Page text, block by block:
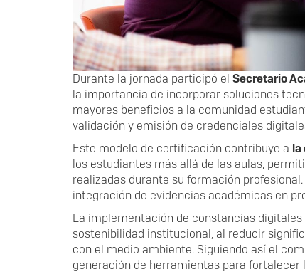
Durante la jornada participó el Secretario
la importancia de incorporar soluciones
mayores beneficios a la comunidad
validación y emisión de credenciales
Este modelo de certificación contribuye a la
los estudiantes más allá de las aulas,
realizadas durante su formación
integración de evidencias académicas en
La implementación de constancias
sostenibilidad institucional, al reducir
con el medio ambiente. Siguiendo así el
generación de herramientas para